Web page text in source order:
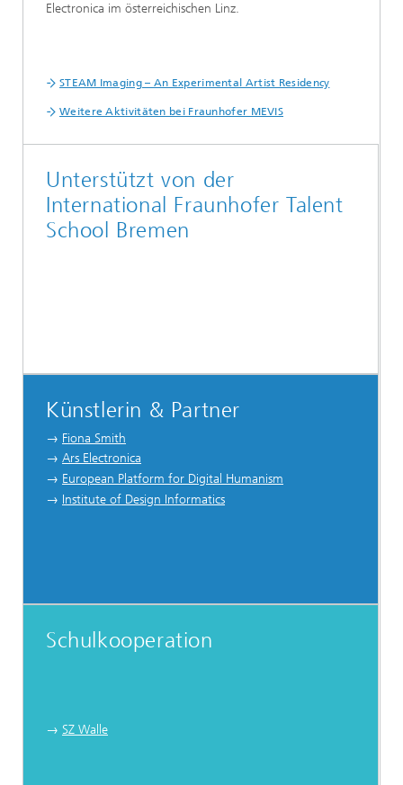
Electronica im österreichischen Linz.
STEAM Imaging – An Experimental Artist Residency
Weitere Aktivitäten bei Fraunhofer MEVIS
Unterstützt von der
International Fraunhofer Talent
School Bremen
Künstlerin & Partner
→ Fiona Smith
→ Ars Electronica
→ European Platform for Digital Humanism
→ Institute of Design Informatics
Schulkooperation
→ SZ Walle